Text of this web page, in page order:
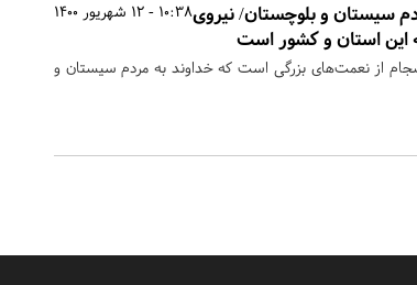
10:38 - 12 شهریور 1400سیستان و بلوچستان/ نیروی
این استان و کشور است
از نعمت‌های بزرگی است که خداوند به مردم سیستان و